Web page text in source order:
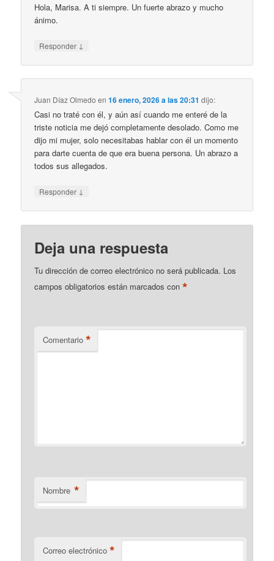
Hola, Marisa. A ti siempre. Un fuerte abrazo y mucho
ánimo.
Responder ↓
Juan Díaz Olmedo en16 enero, 2026 a las 20:31 dijo:
Casi no traté con él, y aún así cuando me enteré de la
triste noticia me dejó completamente desolado. Como me
dijo mi mujer, solo necesitabas hablar con él un momento
para darte cuenta de que era buena persona. Un abrazo a
todos sus allegados.
Responder ↓
Deja una respuesta
Tu dirección de correo electrónico no será publicada. Los
campos obligatorios están marcados con*
Comentario *
Nombre *
Correo electrónico *